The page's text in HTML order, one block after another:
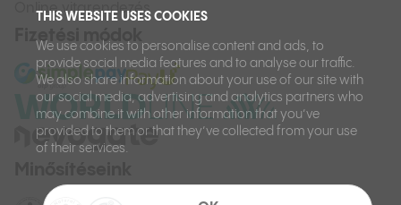
THIS WEBSITE USES COOKIES
We use cookies to personalise content and ads, to
provide social media features and to analyse our traffic.
We also share information about your use of our site with
our social media, advertising and analytics partners who
may combine it with other information that you’ve
provided to them or that they’ve collected from your use
of their services.
Online vitarendezés
Fizetési módok